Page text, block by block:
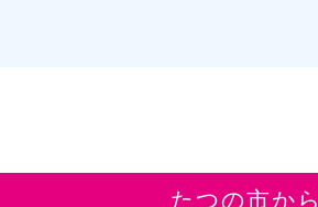
たつの市から